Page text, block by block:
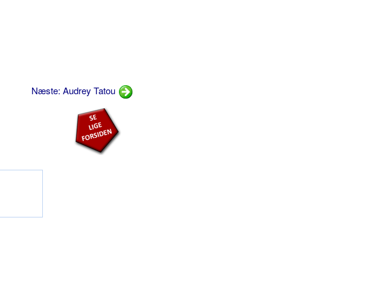
Næste: Audrey Tatou